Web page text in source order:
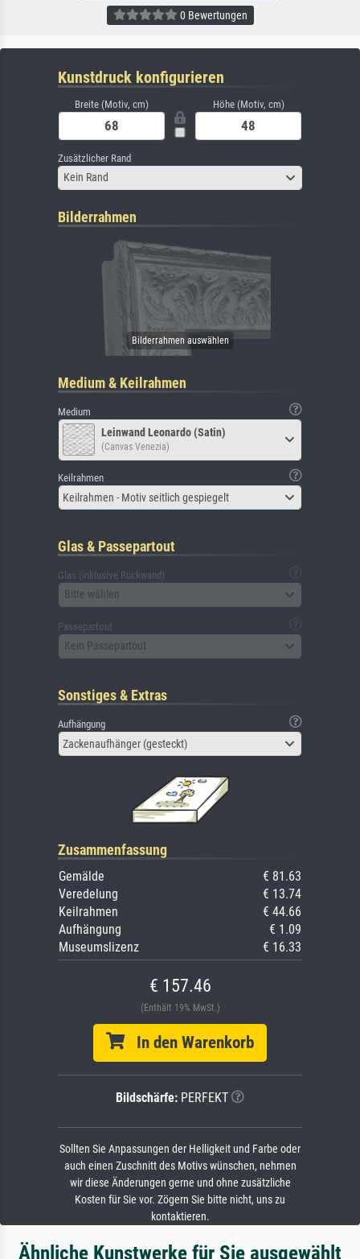
0 Bewertungen
Kunstdruck konfigurieren
Breite (Motiv, cm) Höhe (Motiv, cm)
Zusätzlicher Rand
Kein Rand
Bilderrahmen
Medium & Keilrahmen
Medium
Leinwand Leonardo (Satin)
(Canvas Venezia)
Keilrahmen
Keilrahmen - Motiv seitlich gespiegelt
Glas & Passepartout
Glas (inklusive Rückwand)
Bitte wählen
Passepartout
Kein Passepartout
Sonstiges & Extras
Aufhängung
Zackenaufhänger (gesteckt)
Zusammenfassung
Gemälde
€ 81.63
Veredelung
€ 13.74
Keilrahmen
€ 44.66
Aufhängung
€ 1.09
Museumslizenz
€ 16.33
€ 157.46
(Enthält 19% MwSt.)
In den Warenkorb
Bildschärfe: PERFEKT
Sollten Sie Anpassungen der Helligkeit und Farbe oder
auch einen Zuschnitt des Motivs wünschen, nehmen
wir diese Änderungen gerne und ohne zusätzliche
Kosten für Sie vor. Zögern Sie bitte nicht, uns zu
kontaktieren.
Ähnliche Kunstwerke für Sie ausgewählt